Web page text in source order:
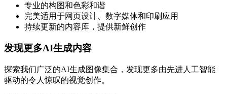
专业的构图和色彩和谐
完美适用于网页设计、数字媒体和印刷应用
持续更新的内容库，提供新鲜创作
发现更多AI生成内容
探索我们广泛的AI生成图像集合，发现更多由先进人工智能
驱动的令人惊叹的视觉创作。